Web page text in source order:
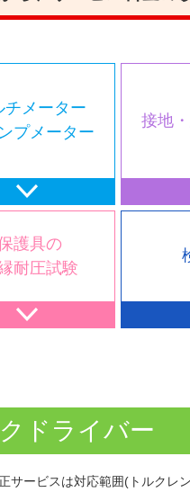
チメーター
プメーター
接地
護具の
耐圧試験
ドライバー
サービスは対応範囲(トルクレ